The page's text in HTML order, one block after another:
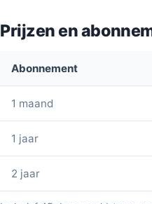
Prijzen en
Abonnement
1 maand
1 jaar
2 jaar